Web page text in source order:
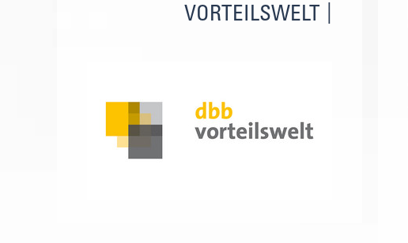
VORTEILSWELT